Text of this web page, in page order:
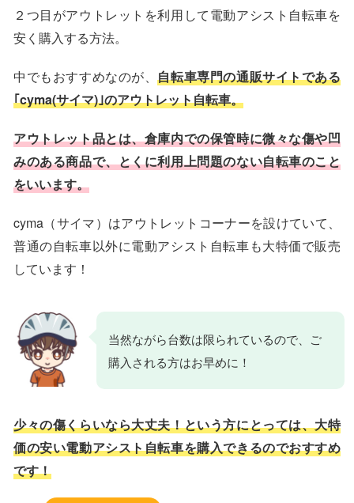
２つ目がアウトレットを利用して電動アシスト自転車を
安く購入する方法。
中でもおすすめなのが、自転車専門の通販サイトである
｢cyma(サイマ)｣のアウトレット自転車。
アウトレット品とは、倉庫内での保管時に微々な傷や凹
みのある商品で、とくに利用上問題のない自転車のこと
をいいます。
cyma（サイマ）はアウトレットコーナーを設けていて、
普通の自転車以外に電動アシスト自転車も大特価で販売
しています！
当然ながら台数は限られているので、ご
購入される方はお早めに！
少々の傷くらいなら大丈夫！という方にとっては、大特
価の安い電動アシスト自転車を購入できるのでおすすめ
です！